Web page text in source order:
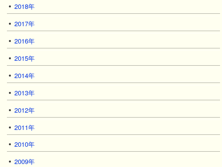
2018年
2017年
2016年
2015年
2014年
2013年
2012年
2011年
2010年
2009年